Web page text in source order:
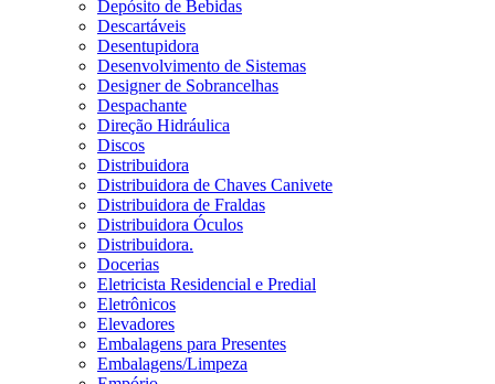
Depósito de Bebidas
Descartáveis
Desentupidora
Desenvolvimento de Sistemas
Designer de Sobrancelhas
Despachante
Direção Hidráulica
Discos
Distribuidora
Distribuidora de Chaves Canivete
Distribuidora de Fraldas
Distribuidora Óculos
Distribuidora.
Docerias
Eletricista Residencial e Predial
Eletrônicos
Elevadores
Embalagens para Presentes
Embalagens/Limpeza